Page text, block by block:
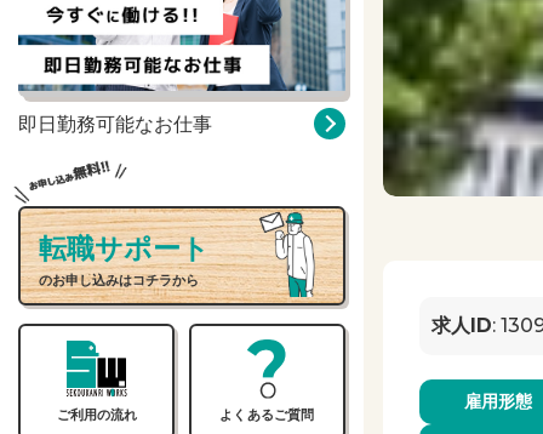
求人ID:
雇用形態
即日勤務可能なお仕事
転職サポート
のお申し込みはコチラから
ご利用の流れ よくあるご質問